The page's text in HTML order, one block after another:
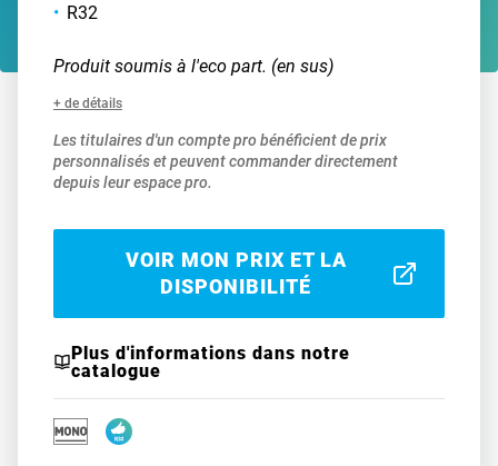
R32
Produit soumis à l'eco part. (en sus)
+ de détails
Les titulaires d'un compte pro bénéficient de prix
personnalisés et peuvent commander directement
depuis leur espace pro.
VOIR MON PRIX ET LA
DISPONIBILITÉ
Plus d'informations dans notre
catalogue